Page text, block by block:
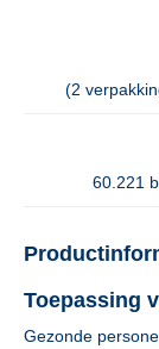
(2
60.221
Toepassing
Gezonde